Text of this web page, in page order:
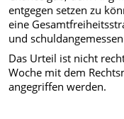
entgegen setzen zu
eine
und
Das Urteil ist nicht
Woche mit dem
angegriffen werden.